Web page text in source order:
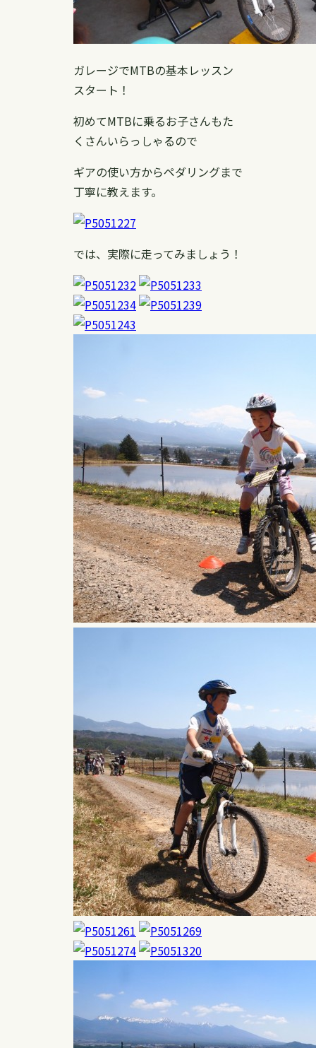
ガレージでMTBの基本レッスン
スタート！
初めてMTBに乗るお子さんもた
くさんいらっしゃるので
ギアの使い方からペダリングまで
丁寧に教えます。
では、実際に走ってみましょう！